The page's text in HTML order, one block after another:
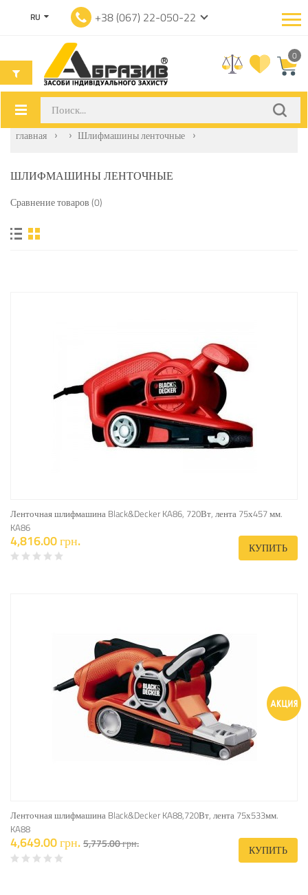
RU +38 (067) 22-050-22
0
главная Шлифмашины ленточные
ШЛИФМАШИНЫ ЛЕНТОЧНЫЕ
Сравнение товаров (0)
Ленточная шлифмашина Black&Decker KA86, 720Вт, лента 75х457 мм.
KA86
4,816.00 грн. КУПИТЬ
Ленточная шлифмашина Black&Decker KA88,720Вт, лента 75х533мм.
KA88
4,649.00 грн.5,775.00 грн. КУПИТЬ